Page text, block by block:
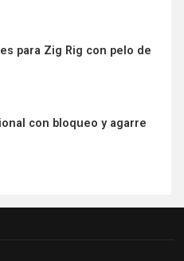
para Zig Rig con pelo de
con bloqueo y agarre